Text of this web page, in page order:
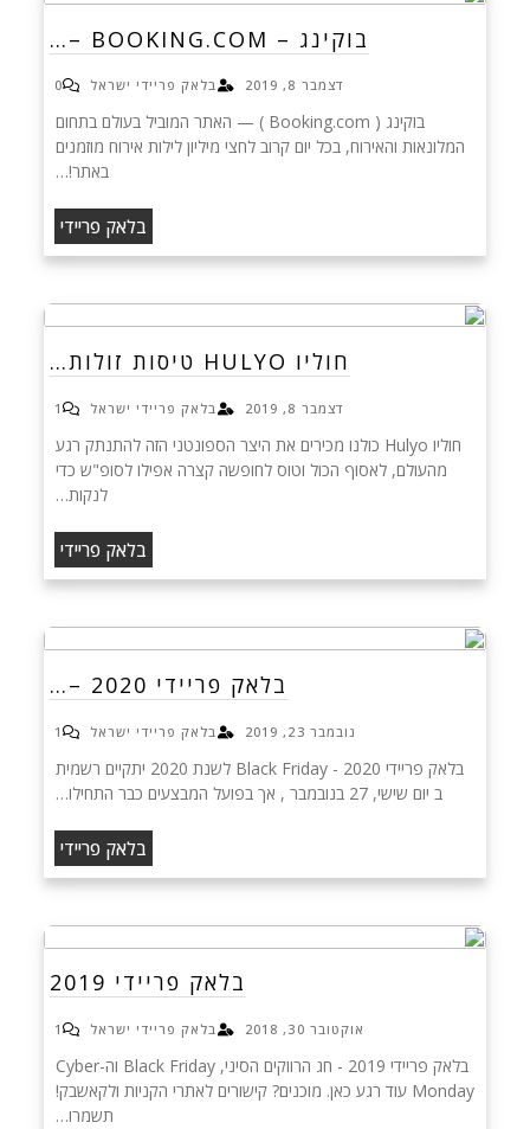
בוקינג – BOOKING.COM –…
דצמבר 8, 2019 בלאק פריידי ישראל 0
בוקינג ( Booking.com ) — האתר המוביל בעולם בתחום
המלונאות והאירוח, בכל יום קרוב לחצי מיליון לילות אירוח מוזמנים
באתר!…
בלאק פריידי
חוליו HULYO טיסות זולות…
דצמבר 8, 2019 בלאק פריידי ישראל 1
חוליו Hulyo כולנו מכירים את היצר הספונטני הזה להתנתק רגע
מהעולם, לאסוף הכול וטוס לחופשה קצרה אפילו לסופ"ש כדי
לנקות…
בלאק פריידי
בלאק פריידי 2020 –…
נובמבר 23, 2019 בלאק פריידי ישראל 1
בלאק פריידי 2020 - Black Friday לשנת 2020 יתקיים רשמית
ב יום שישי, 27 בנובמבר , אך בפועל המבצעים כבר התחילו…
בלאק פריידי
בלאק פריידי 2019
אוקטובר 30, 2018 בלאק פריידי ישראל 1
בלאק פריידי 2019 - חג הרווקים הסיני, Black Friday וה-Cyber
Monday עוד רגע כאן. מוכנים? קישורים לאתרי הקניות ולקאשבק!
תשמרו…